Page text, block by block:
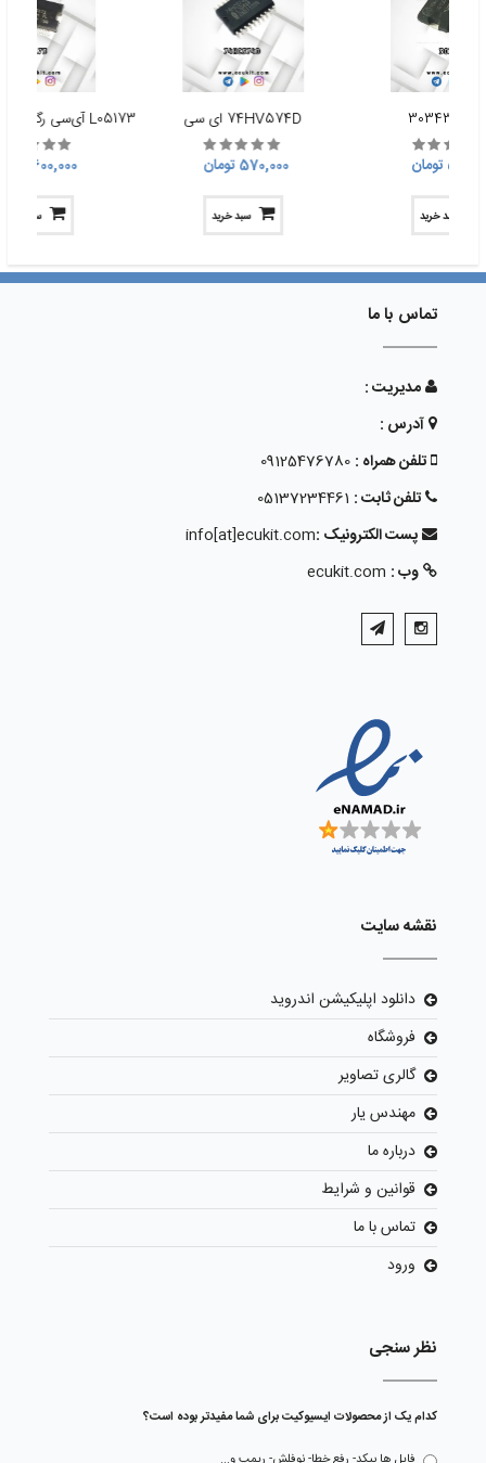
تومان
سبد خرید
74HV574D ای سی
570,000 تومان
سبد خرید
600,000 تومان
سبد خرید
تماس با ما
مدیریت :
آدرس :
تلفن همراه : 09125476780
تلفن ثابت : 05137234461
پست الکترونیک :info[at]ecukit.com
وب : ecukit.com
نقشه سایت
دانلود اپلیکیشن اندروید
فروشگاه
گالری تصاویر
مهندس یار
درباره ما
قوانین و شرایط
تماس با ما
ورود
نظر سنجی
کدام یک از محصولات ایسیوکیت برای شما مفیدتر بوده است؟